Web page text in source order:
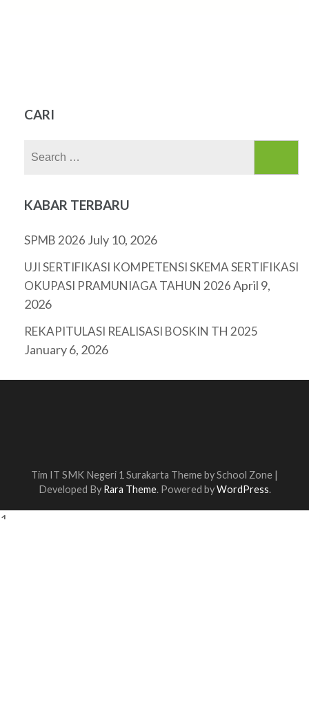
CARI
KABAR TERBARU
SPMB 2026 July 10, 2026
UJI SERTIFIKASI KOMPETENSI SKEMA SERTIFIKASI
OKUPASI PRAMUNIAGA TAHUN 2026April 9,
2026
REKAPITULASI REALISASI BOSKIN TH 2025
January 6, 2026
Tim IT SMK Negeri 1 Surakarta Theme bySchool Zone |
Developed By Rara Theme. Powered byWordPress.
1